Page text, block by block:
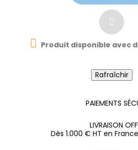
 Produit disponible avec
PAIEMENTS
LIVRAISON
Dès 1.000 € HT en